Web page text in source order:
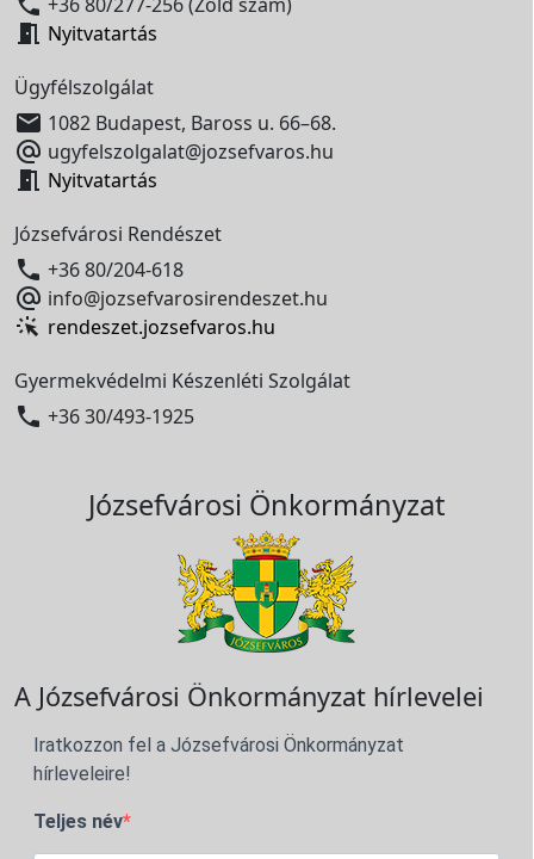
 Nyitvatartás
Ügyfélszolgálat
 1082 Budapest, Baross u. 66–68.
 ugyfelszolgalat@jozsefvaros.hu
 Nyitvatartás
Józsefvárosi Rendészet
 +36 80/204-618
 info@jozsefvarosirendeszet.hu
rendeszet.jozsefvaros.hu
Gyermekvédelmi Készenléti Szolgálat
 +36 30/493-1925
Józsefvárosi Önkormányzat
A Józsefvárosi Önkormányzat hírlevelei
Iratkozzon fel a Józsefvárosi Önkormányzat
hírleveleire!
Teljes név